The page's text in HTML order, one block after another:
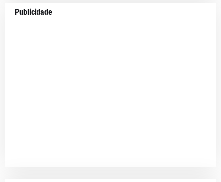
Publicidade